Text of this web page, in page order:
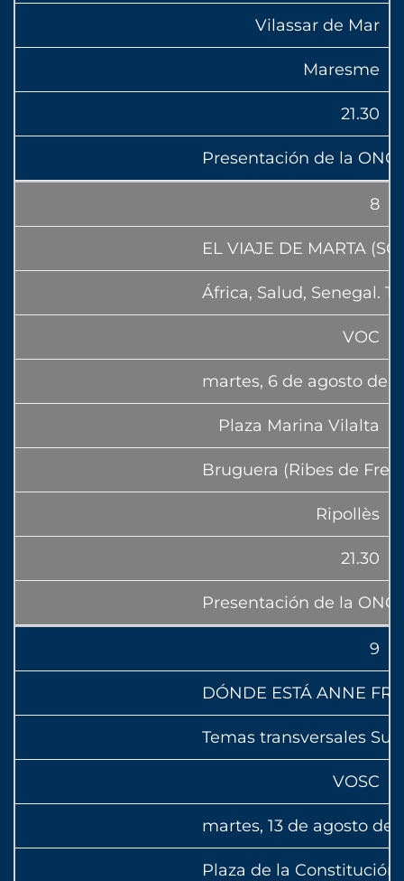
Vilassar de Mar
Maresme
21.30
Presentación de la
8
EL VIAJE DE MARTA
África, Salud, Senegal.
VOC
martes, 6 de agosto de
Plaza Marina Vilalta
Bruguera (Ribes de
Ripollès
21.30
Presentación de la
9
DÓNDE ESTÁ ANNE
Temas transversales
VOSC
martes, 13 de agosto de
Plaza de la Constitución